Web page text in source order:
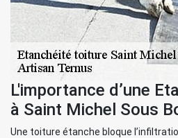
L'importance d’une
à Saint Michel Sous
Une toiture étanche bloque